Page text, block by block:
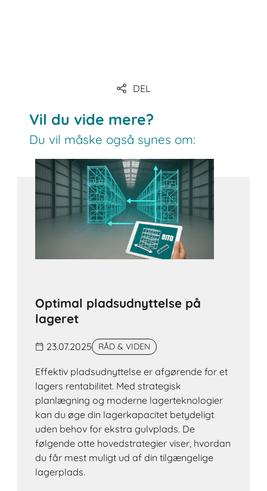
DEL
Vil du vide mere?
Du vil måske også synes om:
Optimal pladsudnyttelse på
lageret
23.07.2025 RÅD & VIDEN
Effektiv pladsudnyttelse er afgørende for et
lagers rentabilitet. Med strategisk
planlægning og moderne lagerteknologier
kan du øge din lagerkapacitet betydeligt
uden behov for ekstra gulvplads. De
følgende otte hovedstrategier viser, hvordan
du får mest muligt ud af din tilgængelige
lagerplads.